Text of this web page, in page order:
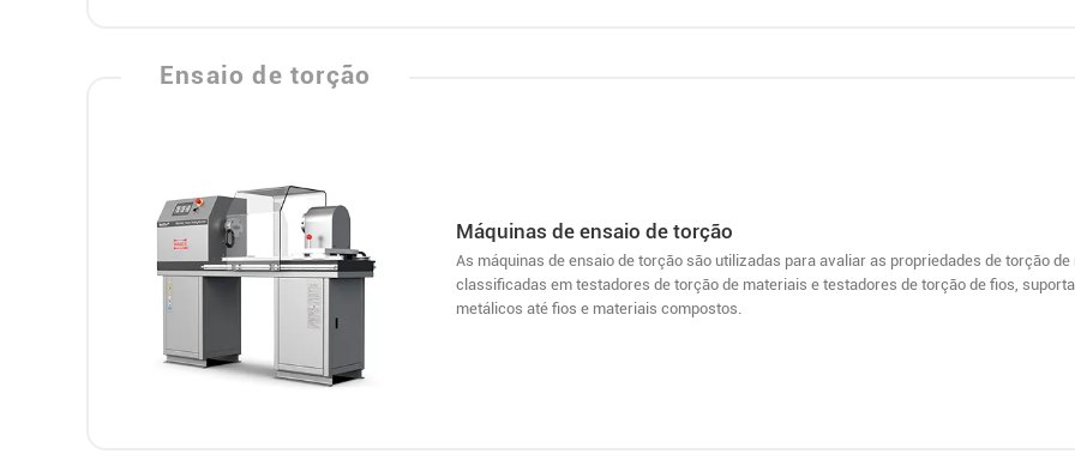
Ensaio de torção
Máquinas de ensaio de torção
As máquinas de ensaio de torção são utilizadas para avaliar as propriedades de torção
classificadas em testadores de torção de materiais e testadores de torção de fios,
metálicos até fios e materiais compostos.